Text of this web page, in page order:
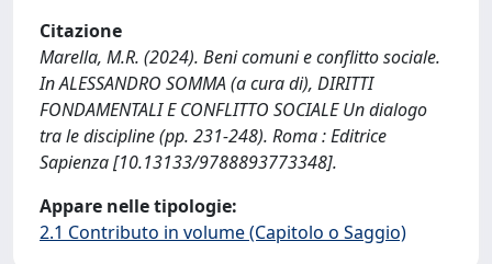
Citazione
Marella, M.R. (2024). Beni comuni e conflitto sociale.
In ALESSANDRO SOMMA (a cura di), DIRITTI
FONDAMENTALI E CONFLITTO SOCIALE Un dialogo
tra le discipline (pp. 231-248). Roma : Editrice
Sapienza [10.13133/9788893773348].
Appare nelle tipologie:
2.1 Contributo in volume (Capitolo o Saggio)